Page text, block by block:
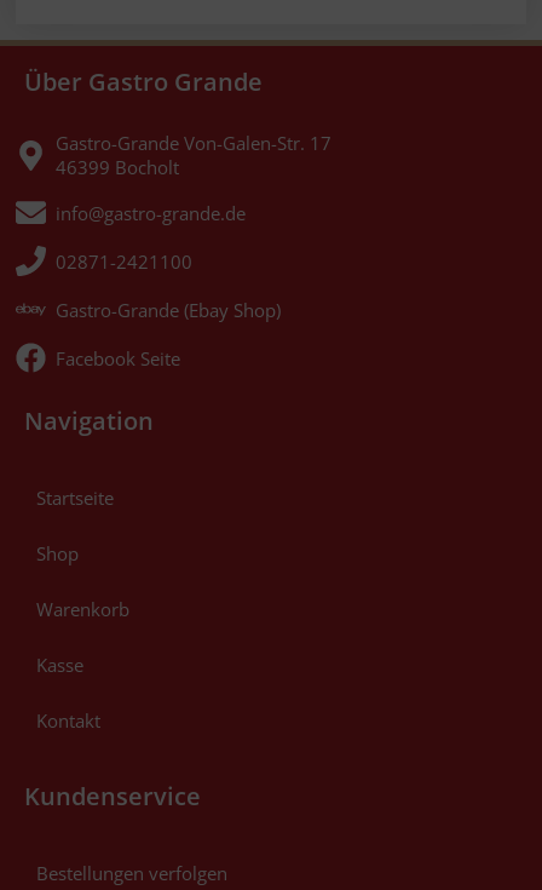
Über Gastro Grande
Gastro-Grande Von-Galen-Str. 17
46399 Bocholt
info@gastro-grande.de
02871-2421100
Gastro-Grande (Ebay Shop)
Facebook Seite
Navigation
Startseite
Shop
Warenkorb
Kasse
Kontakt
Kundenservice
Bestellungen verfolgen